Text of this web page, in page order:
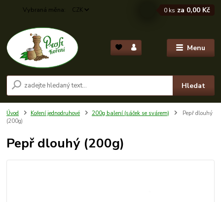
Menu
CZK
Hledat
0 ks za 0,00 Kč
Úvod Koření jednodruhové 200g balení (sáček se svárem)
Pepř dlouhý
(200g)
Pepř dlouhý (200g)